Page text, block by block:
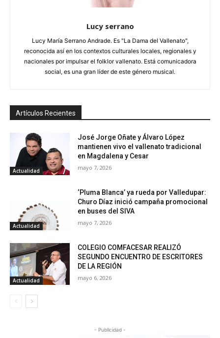
Lucy serrano
Lucy María Serrano Andrade. Es "La Dama del Vallenato",
reconocida así en los contextos culturales locales, regionales y
nacionales por impulsar el folklor vallenato. Está comunicadora
social, es una gran líder de este género musical.
Artículos Recientes
Actualidad
José Jorge Oñate y Álvaro López
mantienen vivo el vallenato tradicional
en Magdalena y Cesar
mayo 7, 2026
Actualidad
‘Pluma Blanca’ ya rueda por Valledupar:
Churo Díaz inició campaña promocional
en buses del SIVA
mayo 7, 2026
Actualidad
COLEGIO COMFACESAR REALIZÓ
SEGUNDO ENCUENTRO DE ESCRITORES
DE LA REGIÓN
mayo 6, 2026
- Publicidad -